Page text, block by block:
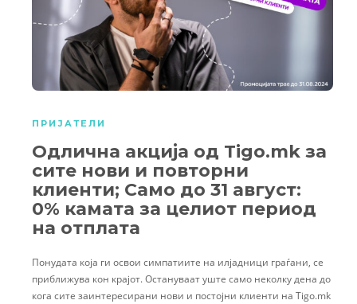
ПРИЈАТЕЛИ
Одлична акција од Tigo.mk за
сите нови и повторни
клиенти; Само до 31 август:
0% камата за целиот период
на отплата
Понудата која ги освои симпатиите на илјадници граѓани, се
приближува кон крајот. Остануваат уште само неколку дена до
кога сите заинтересирани нови и постојни клиенти на Tigo.mk